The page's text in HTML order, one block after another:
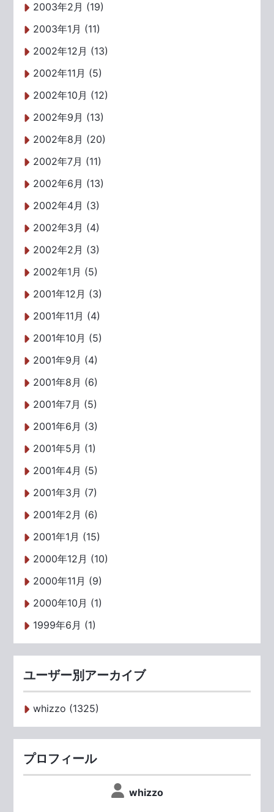
2003年2月 (19)
2003年1月 (11)
2002年12月 (13)
2002年11月 (5)
2002年10月 (12)
2002年9月 (13)
2002年8月 (20)
2002年7月 (11)
2002年6月 (13)
2002年4月 (3)
2002年3月 (4)
2002年2月 (3)
2002年1月 (5)
2001年12月 (3)
2001年11月 (4)
2001年10月 (5)
2001年9月 (4)
2001年8月 (6)
2001年7月 (5)
2001年6月 (3)
2001年5月 (1)
2001年4月 (5)
2001年3月 (7)
2001年2月 (6)
2001年1月 (15)
2000年12月 (10)
2000年11月 (9)
2000年10月 (1)
1999年6月 (1)
ユーザー別アーカイブ
whizzo (1325)
プロフィール
whizzo